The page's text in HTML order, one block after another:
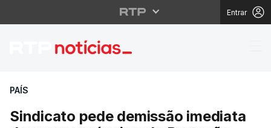
Entrar
Sindicato pede
PAÍS
Sindicato pede demissão imediata